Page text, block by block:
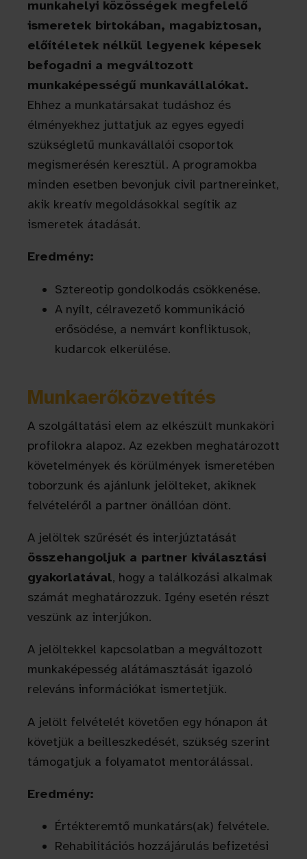
munkahelyi közösségek megfelelő
ismeretek birtokában, magabiztosan,
előítéletek nélkül legyenek képesek
befogadni a megváltozott
munkaképességű munkavállalókat.
Ehhez a munkatársakat tudáshoz és
élményekhez juttatjuk az egyes egyedi
szükségletű munkavállalói csoportok
megismerésén keresztül. A programokba
minden esetben bevonjuk civil partnereinket,
akik kreatív megoldásokkal segítik az
ismeretek átadását.
Eredmény:
Sztereotip gondolkodás csökkenése.
A nyílt, célravezető kommunikáció
erősödése, a nemvárt konfliktusok,
kudarcok elkerülése.
Munkaerőközvetítés
A szolgáltatási elem az elkészült munkaköri
profilokra alapoz. Az ezekben meghatározott
követelmények és körülmények ismeretében
toborzunk és ajánlunk jelölteket, akiknek
felvételéről a partner önállóan dönt.
A jelöltek szűrését és interjúztatását
összehangoljuk a partner kiválasztási
gyakorlatával, hogy a találkozási alkalmak
számát meghatározzuk. Igény esetén részt
veszünk az interjúkon.
A jelöltekkel kapcsolatban a megváltozott
munkaképesség alátámasztását igazoló
releváns információkat ismertetjük.
A jelölt felvételét követően egy hónapon át
követjük a beilleszkedését, szükség szerint
támogatjuk a folyamatot mentorálással.
Eredmény:
Értékteremtő munkatárs(ak) felvétele.
Rehabilitációs hozzájárulás befizetési